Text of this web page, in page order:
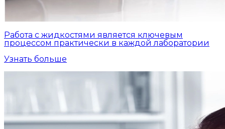
Работа с жидкостями является ключевым
процессом практически в каждой лаборатории
Узнать больше